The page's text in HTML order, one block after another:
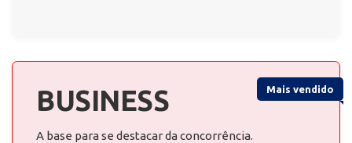
Mais vendido
BUSINESS
A base para se destacar da concorrência.